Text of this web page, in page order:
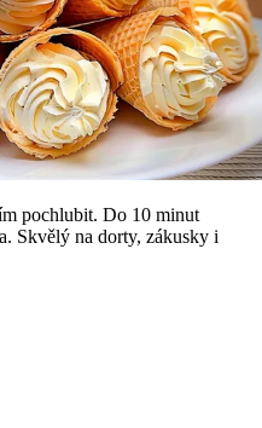
pochlubit. Do 10 minut
Skvělý na dorty, zákusky i